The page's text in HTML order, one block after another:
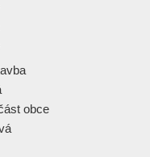
obce